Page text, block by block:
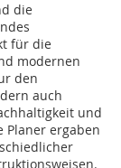
die
für die
modernen
den
auch
und
ergaben